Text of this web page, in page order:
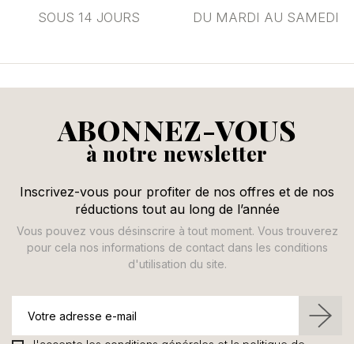
SOUS 14 JOURS DU MARDI AU SAMEDI
ABONNEZ-VOUS
à notre newsletter
Inscrivez-vous pour profiter de nos offres et de nos
réductions tout au long de l’année
Vous pouvez vous désinscrire à tout moment. Vous trouverez
pour cela nos informations de contact dans les conditions
d'utilisation du site.